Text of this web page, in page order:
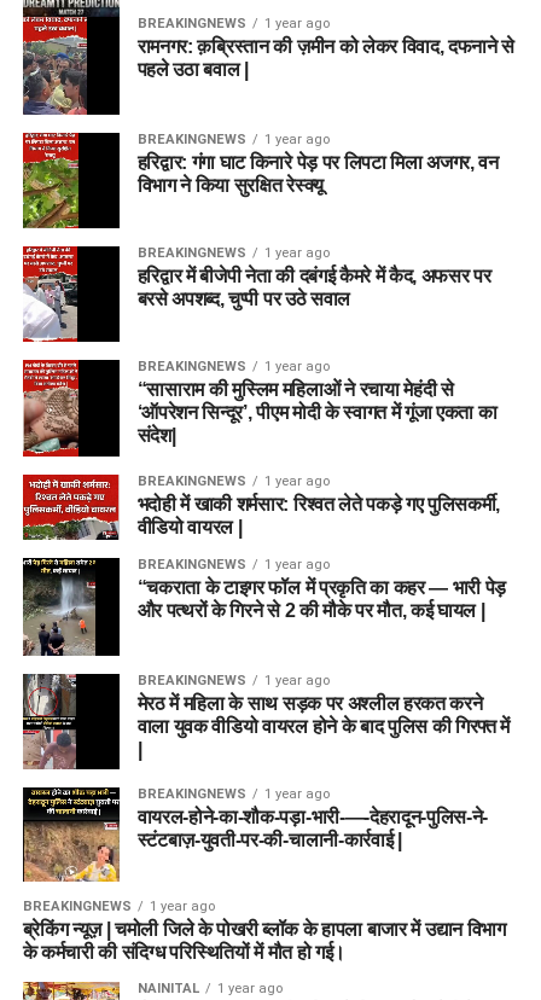
BREAKINGNEWS 1 year ago
रामनगर: क़ब्रिस्तान की ज़मीन को लेकर विवाद, दफनाने से
पहले उठा बवाल |
BREAKINGNEWS 1 year ago
हरिद्वार: गंगा घाट किनारे पेड़ पर लिपटा मिला अजगर, वन
विभाग ने किया सुरक्षित रेस्क्यू
BREAKINGNEWS 1 year ago
हरिद्वार में बीजेपी नेता की दबंगई कैमरे में कैद, अफसर पर
बरसे अपशब्द, चुप्पी पर उठे सवाल
BREAKINGNEWS 1 year ago
“सासाराम की मुस्लिम महिलाओं ने रचाया मेहंदी से
‘ऑपरेशन सिन्दूर’, पीएम मोदी के स्वागत में गूंजा एकता का
संदेश|
BREAKINGNEWS 1 year ago
भदोही में खाकी शर्मसार: रिश्वत लेते पकड़े गए पुलिसकर्मी,
वीडियो वायरल |
BREAKINGNEWS 1 year ago
“चकराता के टाइगर फॉल में प्रकृति का कहर — भारी पेड़
और पत्थरों के गिरने से 2 की मौके पर मौत, कई घायल |
BREAKINGNEWS 1 year ago
मेरठ में महिला के साथ सड़क पर अश्लील हरकत करने
वाला युवक वीडियो वायरल होने के बाद पुलिस की गिरफ्त में
BREAKINGNEWS 1 year ago
वायरल-होने-का-शौक-पड़ा-भारी-—-देहरादून-पुलिस-ने-
स्टंटबाज़-युवती-पर-की-चालानी-कार्रवाई |
BREAKINGNEWS 1 year ago
ब्रेकिंग न्यूज़ | चमोली जिले के पोखरी ब्लॉक के हापला बाजार में उद्यान विभाग
के कर्मचारी की संदिग्ध परिस्थितियों में मौत हो गई।
NAINITAL 1 year ago